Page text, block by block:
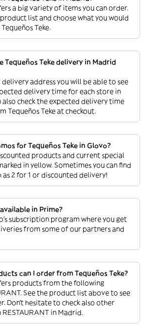
a big variety of items you can order.
list and choose what you would
Teke.
Tequeños Teke delivery in Madrid
address you will be able to see
delivery time for each store in
also check the expected delivery time
Tequeños Teke at checkout.
for Tequeños Teke in Glovo?
products and current special
in yellow. Sometimes you can find
as 2 for 1 or discounted delivery!
in Prime?
subscription program where you get
from some of our partners and
can I order from Tequeños Teke?
products from the following
See the product list above to see
Don’t hesitate to check also other
in Madrid.